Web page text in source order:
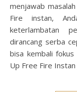
menjawab
Fire instan,
keterlambatan
dirancang serba
bisa kembali
Up Free Fire Instan